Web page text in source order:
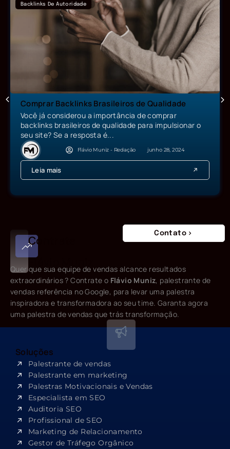
Backlinks De Autoridade
Comprar Backlinks Brasileiros de Qualidade
Você já considerou a importância de comprar
backlinks brasileiros de qualidade para impulsionar o
seu site? Se a resposta é...
Flávio Muniz - Redação junho 28, 2024
Leia mais
Contrate
Flávio Muniz
Contato
Quer que sua equipe de vendas alcance resultados
extraordinários ? Contrate o Flávio Muniz, palestrante de
vendas referência no Google, para levar uma palestra
inspiradora e transformadora ao seu time. Garanta agora
uma palestra de vendas que trás transformação.
Soluções
Palestrante de vendas
Palestrante em marketing
Palestras Motivacionais e Vendas
Especialista em SEO​
Auditoria SEO
Profissional de SEO
Marketing de Relacionamento
Gestor de Tráfego Orgânico